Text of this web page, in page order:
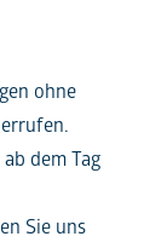
ohne
dem Tag
Sie uns